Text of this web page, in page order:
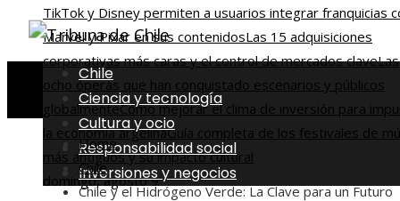
TikTok y Disney permiten a usuarios integrar franquicias
Marvel y Pixar en sus contenidosLas 15 adquisiciones
corporativas más caras y el control de mercados claveLas
ocho óperas que han conquistado escenarios y públicos
globalmenteCómo mejorar el clima de inversión para
la economía argelinaGuía completa de los festivales de
más antiguos y su impacto cultural
domingo, agosto 9
Chile
Ciencia y tecnología
Cultura y ocio
Responsabilidad social
Inversiones y negocios
Home
Chile
Chile y el Hidrógeno Verde: La Clave para un Futuro